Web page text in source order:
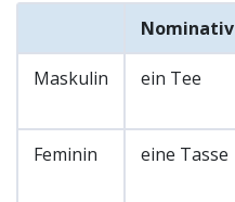
Nominativ
Maskulin ein Tee
Feminin eine Tasse